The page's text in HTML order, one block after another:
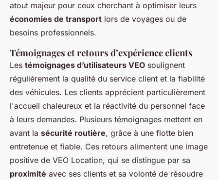
atout majeur pour ceux cherchant à optimiser leurs
économies de transport lors de voyages ou de
besoins professionnels.
Témoignages et retours d’expérience clients
Les témoignages d’utilisateurs VEO soulignent
régulièrement la qualité du service client et la fiabilité
des véhicules. Les clients apprécient particulièrement
l'accueil chaleureux et la réactivité du personnel face
à leurs demandes. Plusieurs témoignages mettent en
avant la sécurité routière, grâce à une flotte bien
entretenue et fiable. Ces retours alimentent une image
positive de VEO Location, qui se distingue par sa
proximité avec ses clients et sa volonté de résoudre